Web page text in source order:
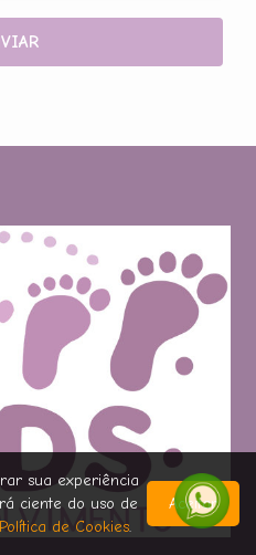
sua experiência
ciente do uso de
Política de Cookies.
Aceitar